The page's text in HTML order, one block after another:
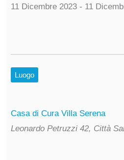
11 Dicembre 2023 - 11
Luogo
Casa di Cura Villa Serena
Leonardo Petruzzi 42, Città